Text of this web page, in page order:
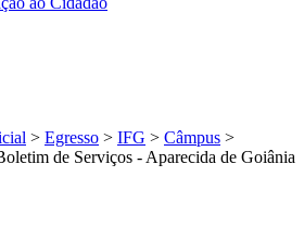
> Egresso > IFG > Câmpus >
de Serviços - Aparecida de Goiânia